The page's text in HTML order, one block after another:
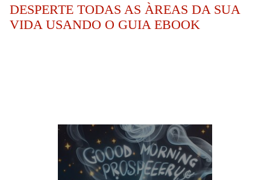
DESPERTE TODAS AS ÀREAS DA SUA
VIDA USANDO O GUIA EBOOK